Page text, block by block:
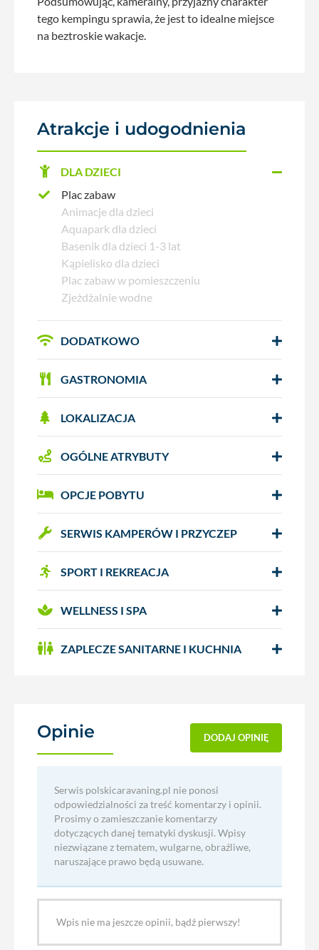
tego kempingu sprawia, że ​​jest to idealne miejsce
na beztroskie wakacje.
Atrakcje i udogodnienia
DLA DZIECI
Plac zabaw
Animacje dla dzieci
Aquapark dla dzieci
Basenik dla dzieci 1-3 lat
Kąpielisko dla dzieci
Plac zabaw w pomieszczeniu
Zjeżdżalnie wodne
DODATKOWO
GASTRONOMIA
LOKALIZACJA
OGÓLNE ATRYBUTY
OPCJE POBYTU
SERWIS KAMPERÓW I PRZYCZEP
SPORT I REKREACJA
WELLNESS I SPA
ZAPLECZE SANITARNE I KUCHNIA
Opinie DODAJ OPINIĘ
Serwis polskicaravaning.pl nie ponosi
odpowiedzialności za treść komentarzy i opinii.
Prosimy o zamieszczanie komentarzy
dotyczących danej tematyki dyskusji. Wpisy
niezwiązane z tematem, wulgarne, obraźliwe,
naruszające prawo będą usuwane.
Wpis nie ma jeszcze opinii, bądź pierwszy!